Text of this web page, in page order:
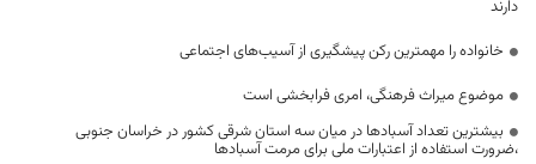
دارند
خانواده را مهمترین رکن پیشگیری از آسیب‌های اجتماعی
موضوع میراث فرهنگی، امری فرابخشی است
بیشترین تعداد آسبادها در میان سه استان شرقی کشور در خراسان جنوبی
،ضرورت استفاده از اعتبارات ملی برای مرمت آسبادها